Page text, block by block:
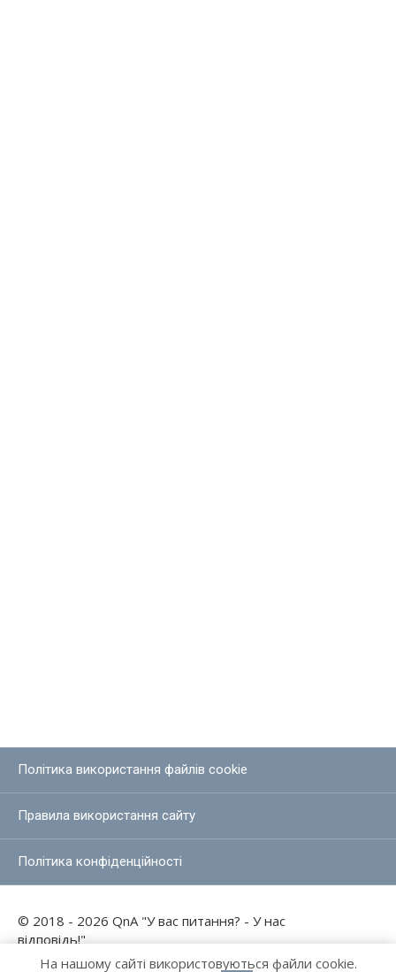
Політика використання файлів cookie
Правила використання сайту
Політика конфіденційності
© 2018 - 2026 QnA "У вас питання? - У нас
відповідь!"
На нашому сайті використовуються файли cookie.